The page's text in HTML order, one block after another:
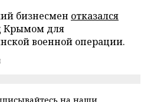
бизнесмен отказался
Крымом для
военной операции.